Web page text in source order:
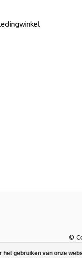
het gebruiken van onze
©